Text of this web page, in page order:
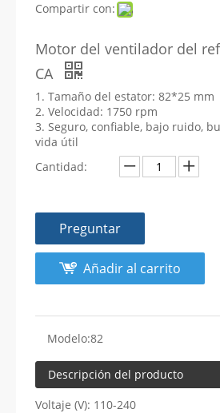
Compartir con:
Motor del ventilador del
CA
1. Tamaño del estator: 82*25 mm
2. Velocidad: 1750 rpm
3. Seguro, confiable, bajo ruido,
vida útil
Cantidad:
Preguntar
Añadir al carrito
Modelo:82
Descripción del producto
Voltaje (V): 110-240